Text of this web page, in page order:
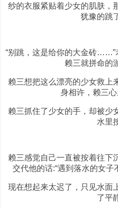
纱的衣服紧贴着少女的肌肤，
犹豫的跳
“别跳，这是给你的大金砖……”
赖三就拼命的
赖三想把这么漂亮的少女救上
身相许，赖三心
赖三抓住了少女的手，却被少
水里
赖三感觉自己一直被按着往下
交代他的话:“遇到落水的女子
现在想起来太迟了，只见水面
了平